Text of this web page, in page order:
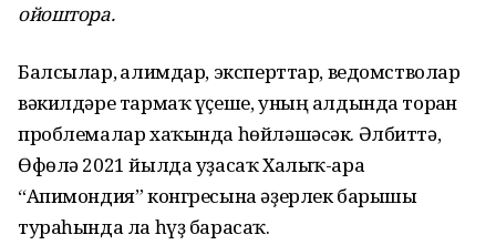
ойоштора.
Балсылар, ғалимдар, эксперттар, ведомстволар
вәкилдәре тармаҡ үҫеше, уның алдында торған
проблемалар хаҡында һөйләшәсәк. Әлбиттә,
Өфөлә 2021 йылда уҙасаҡ Халыҡ-ара
“Апимондия” конгресына әҙерлек барышы
тураһында ла һүҙ барасаҡ.